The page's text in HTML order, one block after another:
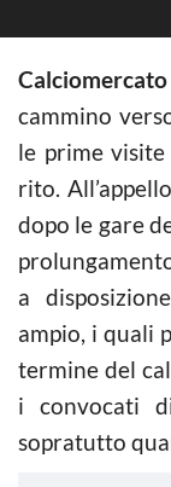
cammino
le prime visite
rito.
dopo le gare
a
ampio, i quali
termine del
i convocati
sopratutto